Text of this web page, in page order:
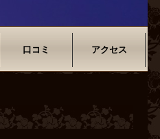
口コミ アクセス